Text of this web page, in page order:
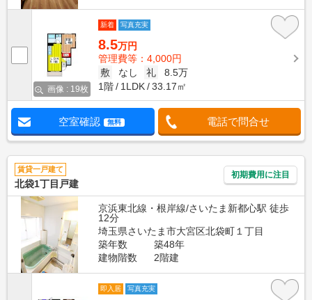
画像 : 19枚
新着 写真充実
8.5万円
管理費等：4,000円
敷
なし 礼
8.5万
1階
1LDK 33.17㎡
空室確認 無料 電話で問合せ
賃貸一戸建て
北袋1丁目戸建
初期費用に注目
京浜東北線・根岸線/さいたま新都心駅 徒歩
12分
埼玉県さいたま市大宮区北袋町１丁目
築年数
築48年
建物階数
2階建
即入居 写真充実